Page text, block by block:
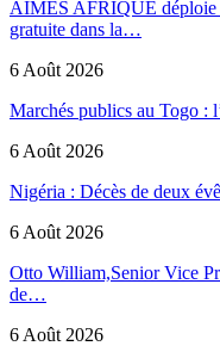
AIMES AFRIQUE déploie
gratuite dans la…
6 Août 2026
Marchés publics au Togo :
6 Août 2026
Nigéria : Décès de deux
6 Août 2026
Otto William,Senior Vice
de…
6 Août 2026